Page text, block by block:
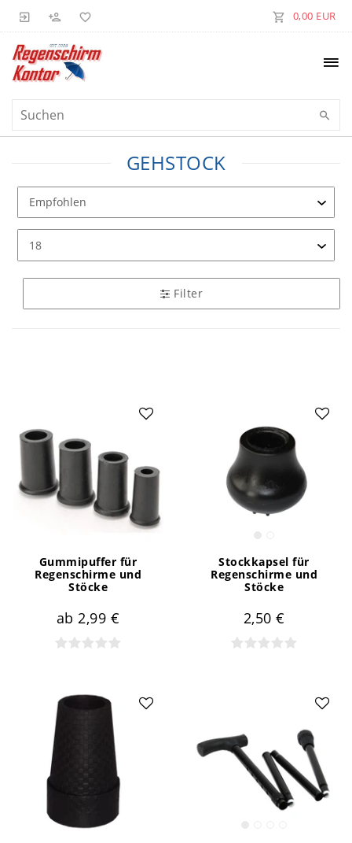
0,00 EUR
GEHSTOCK
Filter
Gummipuffer für
Regenschirme und
Stöcke
ab 2,99 €
Stockkapsel für
Regenschirme und
Stöcke
2,50 €